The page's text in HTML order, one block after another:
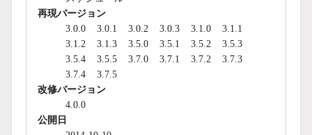
再現バージョン
3.0.0
3.0.1 3.0.2 3.0.3 3.1.0
3.1.1
3.1.2
3.1.3 3.5.0 3.5.1 3.5.2
3.5.3
3.5.4
3.5.5 3.7.0 3.7.1 3.7.2
3.7.3
3.7.4
3.7.5
改修バージョン
4.0.0
公開日